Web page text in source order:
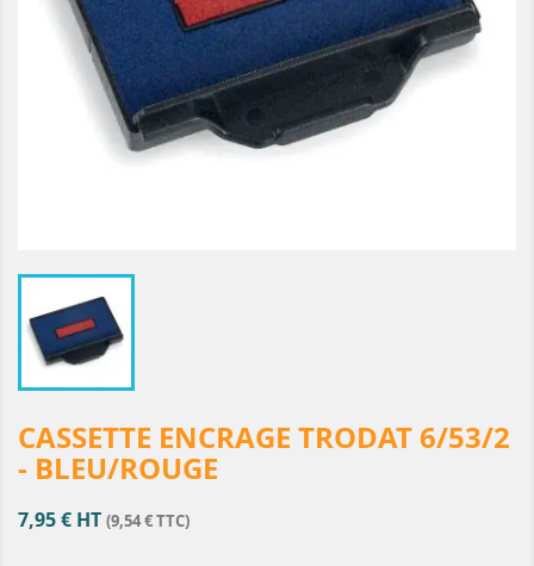
CASSETTE ENCRAGE TRODAT 6/53/2
- BLEU/ROUGE
7,95 € HT (9,54 € TTC)